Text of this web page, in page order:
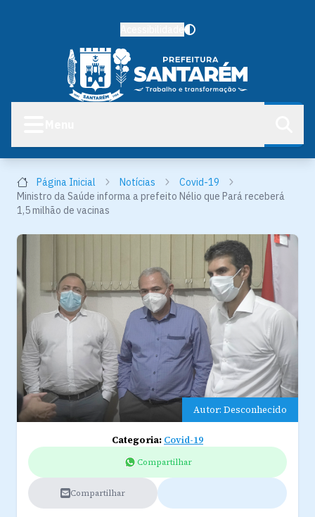
Página Inicial Notícias
Covid-19
Ministro da Saúde informa a prefeito Nélio que Pará receberá
1,5 milhão de vacinas
Autor: Desconhecido
Categoria: Covid-19
Compartilhar
Compartilhar